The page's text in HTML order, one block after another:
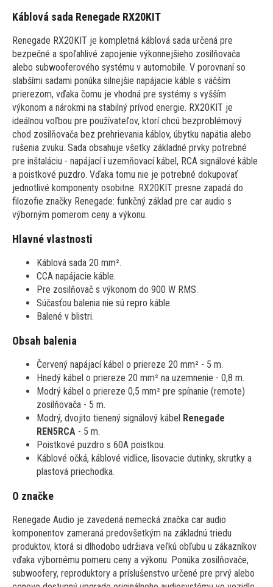
Káblová sada Renegade RX20KIT
Renegade RX20KIT je kompletná káblová sada určená pre
bezpečné a spoľahlivé zapojenie výkonnejšieho zosilňovača
alebo subwooferového systému v automobile. V porovnaní so
slabšími sadami ponúka silnejšie napájacie káble s väčším
prierezom, vďaka čomu je vhodná pre systémy s vyšším
výkonom a nárokmi na stabilný prívod energie. RX20KIT je
ideálnou voľbou pre používateľov, ktorí chcú bezproblémový
chod zosilňovača bez prehrievania káblov, úbytku napätia alebo
rušenia zvuku. Sada obsahuje všetky základné prvky potrebné
pre inštaláciu - napájací i uzemňovací kábel, RCA signálové káble
a poistkové puzdro. Vďaka tomu nie je potrebné dokupovať
jednotlivé komponenty osobitne. RX20KIT presne zapadá do
filozofie značky Renegade: funkčný základ pre car audio s
výborným pomerom ceny a výkonu.
Hlavné vlastnosti
Káblová sada 20 mm².
CCA napájacie káble.
Pre zosilňovač s výkonom do 900 W RMS.
Súčasťou balenia nie sú repro káble.
Balené v blistri.
Obsah balenia
Červený napájací kábel o priereze 20 mm² - 5 m.
Hnedý kábel o priereze 20 mm² na uzemnenie - 0,8 m.
Modrý kábel o priereze 0,5 mm² pre spínanie (remote)
zosilňovača - 5 m.
Modrý, dvojito tienený signálový kábel Renegade
REN5RCA - 5 m.
Poistkové puzdro s 60A poistkou.
Káblové očká, káblové vidlice, lisovacie dutinky, skrutky a
plastová priechodka.
O značke
Renegade Audio je zavedená nemecká značka car audio
komponentov zameraná predovšetkým na základnú triedu
produktov, ktorá si dlhodobo udržiava veľkú obľubu u zákazníkov
vďaka výbornému pomeru ceny a výkonu. Ponúka zosilňovače,
subwoofery, reproduktory a príslušenstvo určené pre prvý alebo